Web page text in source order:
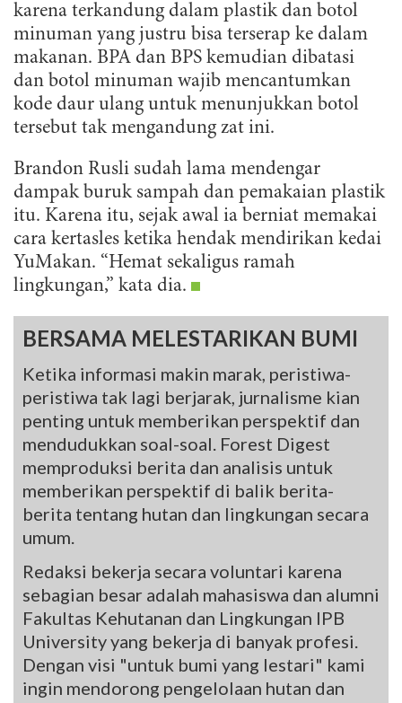
karena terkandung dalam plastik dan botol
minuman yang justru bisa terserap ke dalam
makanan. BPA dan BPS kemudian dibatasi
dan botol minuman wajib mencantumkan
kode daur ulang untuk menunjukkan botol
tersebut tak mengandung zat ini.
Brandon Rusli sudah lama mendengar
dampak buruk sampah dan pemakaian plastik
itu. Karena itu, sejak awal ia berniat memakai
cara kertasles ketika hendak mendirikan kedai
YuMakan. “Hemat sekaligus ramah
lingkungan,” kata dia.
BERSAMA MELESTARIKAN BUMI
Ketika informasi makin marak, peristiwa-
peristiwa tak lagi berjarak, jurnalisme kian
penting untuk memberikan perspektif dan
mendudukkan soal-soal. Forest Digest
memproduksi berita dan analisis untuk
memberikan perspektif di balik berita-
berita tentang hutan dan lingkungan secara
umum.
Redaksi bekerja secara voluntari karena
sebagian besar adalah mahasiswa dan alumni
Fakultas Kehutanan dan Lingkungan IPB
University yang bekerja di banyak profesi.
Dengan visi "untuk bumi yang lestari" kami
ingin mendorong pengelolaan hutan dan